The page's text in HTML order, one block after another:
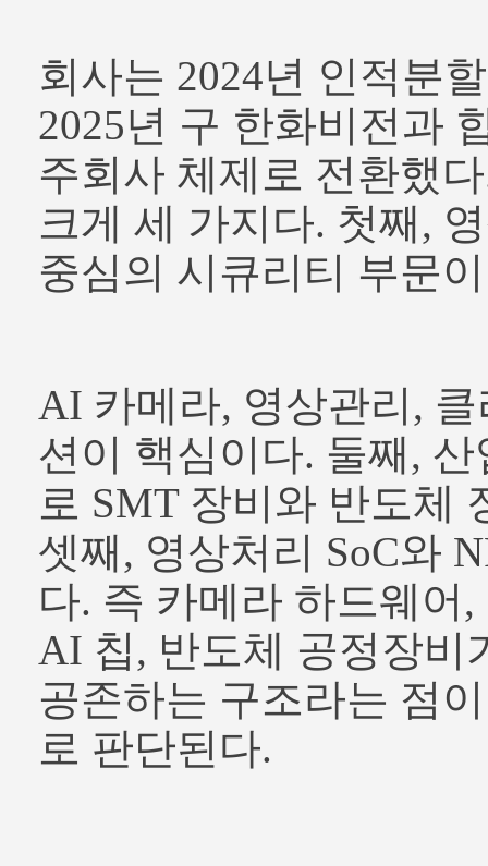
회사는 2024년 인적분
2025년 구 한화비전과
주회사 체제로 전환했
크게 세 가지다. 첫째,
중심의 시큐리티 부문
AI 카메라, 영상관리,
션이 핵심이다. 둘째,
로 SMT 장비와 반도체
셋째, 영상처리 SoC와
다. 즉 카메라 하드웨어
AI 칩, 반도체 공정장비
공존하는 구조라는 점
로 판단된다.